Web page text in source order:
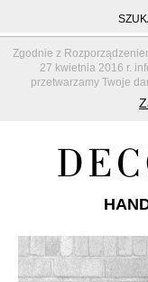
Zgodnie z
27 kwietnia 2016 r.
przetwarzamy Twoje